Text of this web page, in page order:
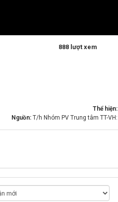
888 lượt xem
Thể hiện:
Nguồn: T/h Nhóm PV Trung tâm TT-VH: